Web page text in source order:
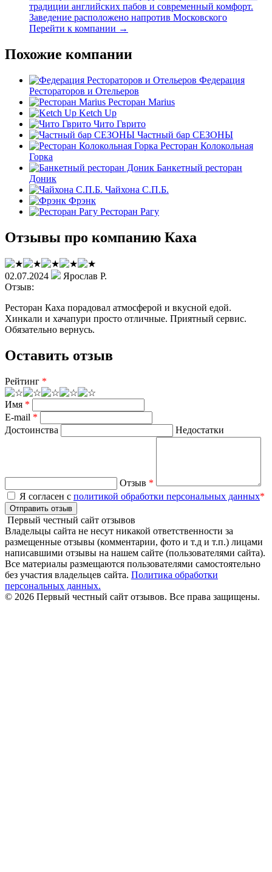
традиции английских пабов и современный комфорт.
Заведение расположено напротив Московского
Перейти к компании →
Похожие компании
Федерация
Рестораторов и Отельеров
Ресторан Marius
Ketch Up
Чито Гврито
Частный бар СЕЗОНЫ
Ресторан Колокольная
Горка
Банкетный ресторан
Доник
Чайхона С.П.Б.
Фрэнк
Ресторан Рагу
Отзывы про компанию Каха
02.07.2024
Ярослав Р.
Отзыв:
Ресторан Каха порадовал атмосферой и вкусной едой.
Хинкали и хачапури просто отличные. Приятный сервис.
Обязательно вернусь.
Оставить отзыв
Рейтинг *
Имя *
E-mail *
Достоинства
Недостатки
Отзыв *
Я согласен с политикой обработки персональных данных*
Отправить отзыв
Первый честный сайт отзывов
Владельцы сайта не несут никакой ответственности за
размещенные отзывы (комментарии, фото и т.д и т.п.) лицами
написавшими отзывы на нашем сайте (пользователями сайта).
Все материалы размещаются пользователями самостоятельно
без участия владельцев сайта. Политика обработки
персональных данных.
© 2026 Первый честный сайт отзывов. Все права защищены.